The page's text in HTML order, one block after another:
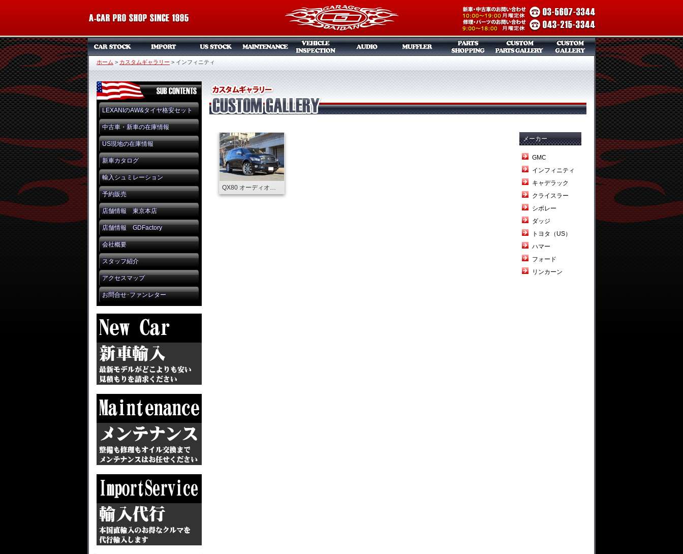
ホーム > カスタムギャラリー > インフィニティ
LEXANIのAW&タイヤ格安セット
中古車・新車の在庫情報
US現地の在庫情報
新車カタログ
輸入シュミレーション
予約販売
店舗情報 東京本店
店舗情報 GDFactory
会社概要
スタッフ紹介
アクセスマップ
お問合せ･ファンレター
QX80 オーディオインストール
メーカー
GMC
インフィニティ
キャデラック
クライスラー
シボレー
ダッジ
トヨタ（US）
ハマー
フォード
リンカーン